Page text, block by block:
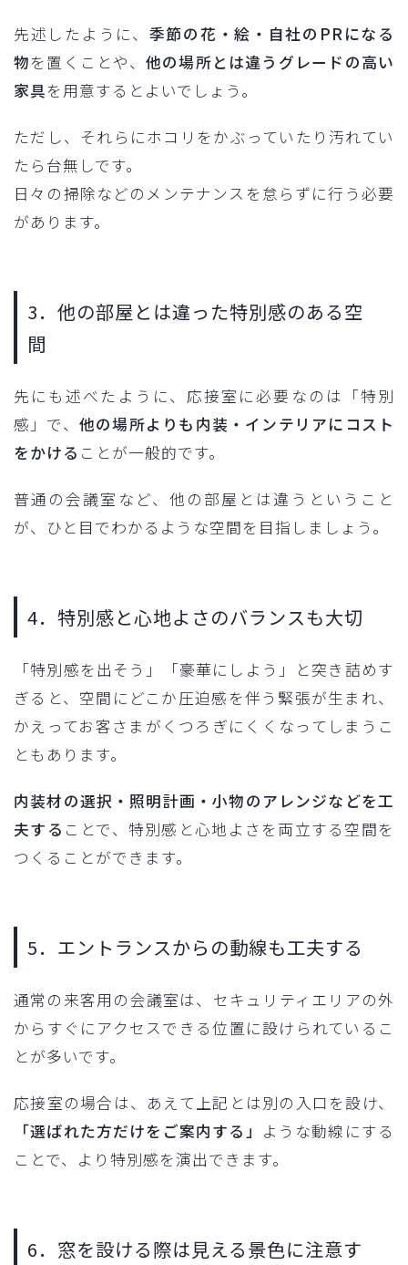
先述したように、 季節の花・絵・自社のPRになる
物を置くことや、 他の場所とは違うグレードの高い
家具を用意するとよいでしょう。
ただし、それらにホコリをかぶっていたり汚れてい
たら台無しです。
日々の掃除などのメンテナンスを怠らずに行う必要
があります。
3．他の部屋とは違った特別感のある空
間
先にも述べたように、応接室に必要なのは「特別
感」で、 他の場所よりも内装・インテリアにコスト
をかける ことが一般的です。
普通の会議室など、他の部屋とは違うということ
が、ひと目でわかるような空間を目指しましょう。
4．特別感と心地よさのバランスも大切
「特別感を出そう」「豪華にしよう」と突き詰めす
ぎると、空間にどこか圧迫感を伴う緊張が生まれ、
かえってお客さまがくつろぎにくくなってしまうこ
ともあります。
内装材の選択・照明計画・小物のアレンジなどを工
夫する ことで、特別感と心地よさを両立する空間を
つくることができます。
5．エントランスからの動線も工夫する
通常の来客用の会議室は、セキュリティエリアの外
からすぐにアクセスできる位置に設けられているこ
とが多いです。
応接室の場合は、あえて上記とは別の入口を設け、
「選ばれた方だけをご案内する」 ような動線にする
ことで、より特別感を演出できます。
6．窓を設ける際は見える景色に注意す